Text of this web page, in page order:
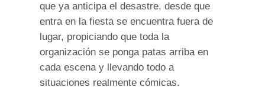
que ya anticipa el desastre, desde que
entra en la fiesta se encuentra fuera de
lugar, propiciando que toda la
organización se ponga patas arriba en
cada escena y llevando todo a
situaciones realmente cómicas.